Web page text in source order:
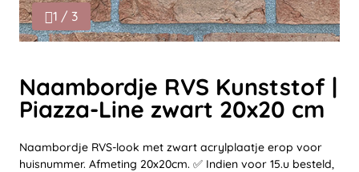
1 / 3
Naambordje RVS Kunststof |
Piazza-Line zwart 20x20 cm
Naambordje RVS-look met zwart acrylplaatje erop voor
huisnummer. Afmeting 20x20cm. ✅ Indien voor 15.u besteld,